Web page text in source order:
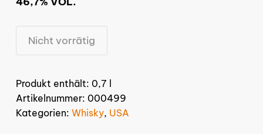
Nicht vorrätig
Produkt enthält: 0,7 l
Artikelnummer: 000499
Kategorien: Whisky, USA